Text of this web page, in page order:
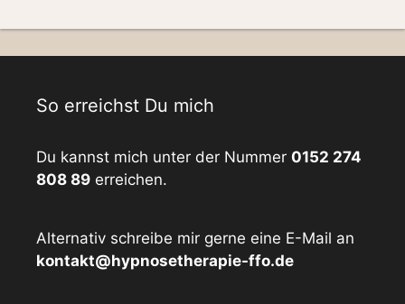
So erreichst Du mich
Du kannst mich unter der Nummer 0152 274
808 89 erreichen.
Alternativ schreibe mir gerne eine E-Mail an
kontakt@hypnosetherapie-ffo.de